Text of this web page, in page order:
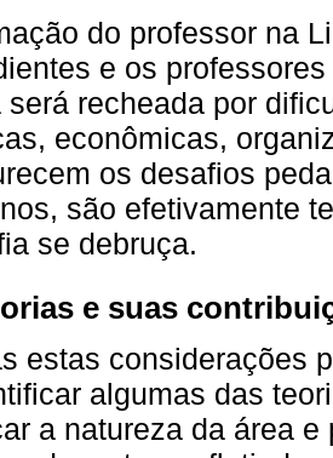
do professor na
e os
será recheada por
econômicas,
os desafios
são efetivamente
se debruça.
e suas
estas considerações
algumas das
a natureza da área